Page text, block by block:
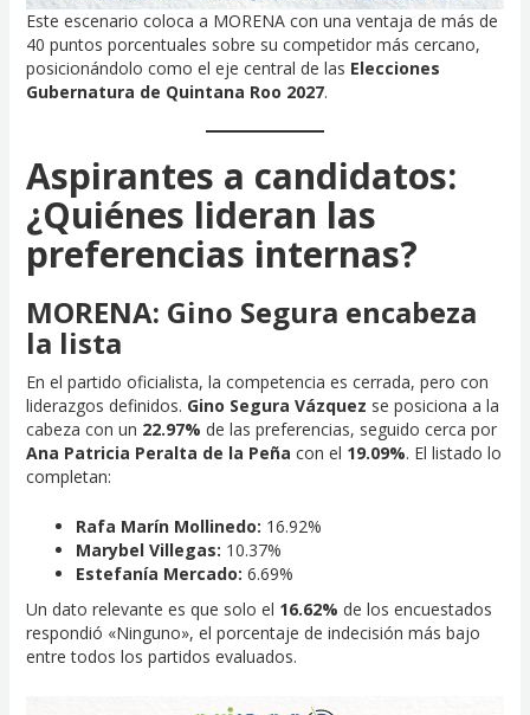
Este escenario coloca a MORENA con una ventaja de más de
40 puntos porcentuales sobre su competidor más cercano,
posicionándolo como el eje central de las Elecciones
Gubernatura de Quintana Roo 2027.
Aspirantes a candidatos:
¿Quiénes lideran las
preferencias internas?
MORENA: Gino Segura encabeza
la lista
En el partido oficialista, la competencia es cerrada, pero con
liderazgos definidos. Gino Segura Vázquez se posiciona a la
cabeza con un 22.97% de las preferencias, seguido cerca por
Ana Patricia Peralta de la Peña con el 19.09%. El listado lo
completan:
Rafa Marín Mollinedo: 16.92%
Marybel Villegas: 10.37%
Estefanía Mercado: 6.69%
Un dato relevante es que solo el 16.62% de los encuestados
respondió «Ninguno», el porcentaje de indecisión más bajo
entre todos los partidos evaluados.